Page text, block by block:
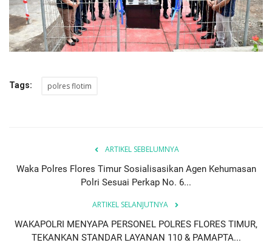
Tags: polres flotim
ARTIKEL SEBELUMNYA
Waka Polres Flores Timur Sosialisasikan Agen Kehumasan
Polri Sesuai Perkap No. 6...
ARTIKEL SELANJUTNYA
WAKAPOLRI MENYAPA PERSONEL POLRES FLORES TIMUR,
TEKANKAN STANDAR LAYANAN 110 & PAMAPTA...